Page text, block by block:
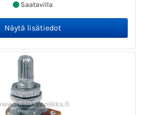
Saatavilla